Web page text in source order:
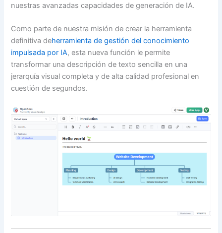
nuestras avanzadas capacidades de generación de IA.
Como parte de nuestra misión de crear la herramienta
definitiva deherramienta de gestión del conocimiento
impulsada por IA, esta nueva función le permite
transformar una descripción de texto sencilla en una
jerarquía visual completa y de alta calidad profesional en
cuestión de segundos.